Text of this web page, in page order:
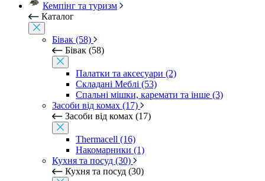
Кемпінг та туризм
Каталог
Бівак (58)
Бівак (58)
Палатки та аксесуари (2)
Складані Меблі (53)
Спальні мішки, каремати та інше (3)
Засоби від комах (17)
Засоби від комах (17)
Thermacell (16)
Накомарники (1)
Кухня та посуд (30)
Кухня та посуд (30)